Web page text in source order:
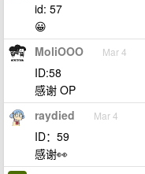
id: 57
😀
MoliOOO Mar 4
ID:58
感谢 OP
raydied Mar 4
ID：59
感谢👀